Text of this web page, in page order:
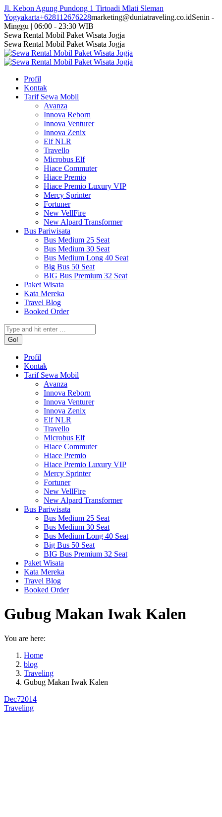
Skip
to
content
Jl. Kebon Agung Pundong 1 Tirtoadi Mlati Sleman
Yogyakarta+628112676228marketing@duniatraveling.co.idSenin -
Minggu | 06:00 - 23:30 WIB
Facebook
page
opens
in
window
Twitter
page
opens
in
window
Instagram
page
opens
in
window
YouTube
page
opens
in
window
Sewa Rental Mobil Paket Wisata Jogja
Sewa Rental Mobil Paket Wisata Jogja
Profil
Kontak
Tarif Sewa Mobil
Avanza
Innova Reborn
Innova Venturer
Innova Zenix
Elf NLR
Travello
Microbus Elf
Hiace Commuter
Hiace Premio
Hiace Premio Luxury VIP
Mercy Sprinter
Fortuner
New VellFire
New Alpard Transformer
Bus Pariwisata
Bus Medium 25 Seat
Bus Medium 30 Seat
Bus Medium Long 40 Seat
Big Bus 50 Seat
BIG Bus Premium 32 Seat
Paket Wisata
Kata Mereka
Travel Blog
Booked Order
Search:
Profil
Kontak
Tarif Sewa Mobil
Avanza
Innova Reborn
Innova Venturer
Innova Zenix
Elf NLR
Travello
Microbus Elf
Hiace Commuter
Hiace Premio
Hiace Premio Luxury VIP
Mercy Sprinter
Fortuner
New VellFire
New Alpard Transformer
Bus Pariwisata
Bus Medium 25 Seat
Bus Medium 30 Seat
Bus Medium Long 40 Seat
Big Bus 50 Seat
BIG Bus Premium 32 Seat
Paket Wisata
Kata Mereka
Travel Blog
Booked Order
Gubug Makan Iwak Kalen
You are here:
Home
blog
Traveling
Gubug Makan Iwak Kalen
Dec72014
Traveling